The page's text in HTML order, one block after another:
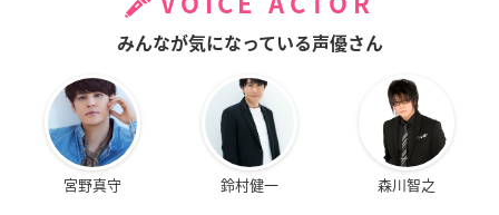
みんなが気になっている声優さん
宮野真守 鈴村健一 森川智之